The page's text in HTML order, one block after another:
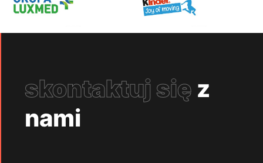
skontaktuj się z
nami